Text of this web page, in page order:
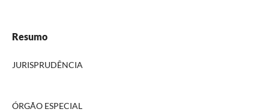
Resumo
JURISPRUDÊNCIA
ÓRGÃO ESPECIAL